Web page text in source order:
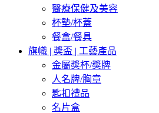
醫療保健及美容
杯墊/杯蓋
餐盒/餐具
旗幟 | 獎盃 | 工藝產品
金屬獎杯/獎牌
人名牌/胸章
匙扣禮品
名片盒